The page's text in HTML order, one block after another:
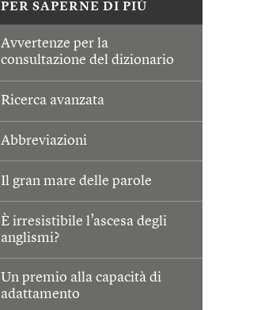
PER SAPERNE DI PIÙ
Avvertenze per la
consultazione del dizionario
Ricerca avanzata
Abbreviazioni
Il gran mare delle parole
È irresistibile l’ascesa degli
anglismi?
Un premio alla capacità di
adattamento